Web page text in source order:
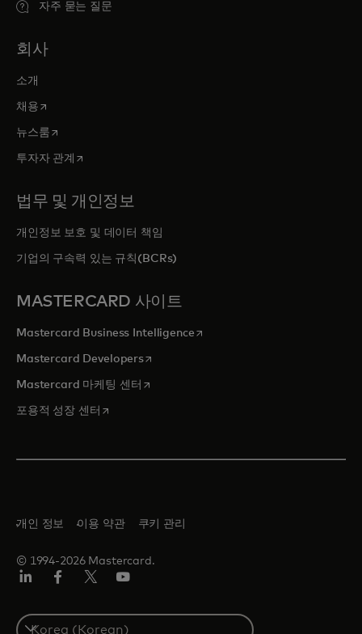
자주 묻는 질문
회사
소개
채용새 탭에서 열림
뉴스룸새 탭에서 열림
투자자 관계 새 탭에서 열림
법무 및 개인정보
개인정보 보호 및 데이터 책임
기업의 구속력 있는 규칙(BCRs)
MASTERCARD 사이트
Mastercard Business Intelligence새 탭에서 열림
Mastercard Developers새 탭에서 열림
Mastercard 마케팅 센터 새 탭에서 열림
포용적 성장 센터 새 탭에서 열림
© 1994-2026 Mastercard.
개인 정보 이용 약관 쿠키 관리
SIn
ook
터/
X
브